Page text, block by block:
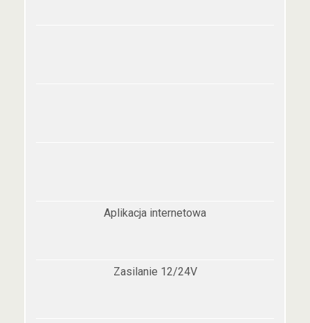
Aplikacja internetowa
Zasilanie 12/24V